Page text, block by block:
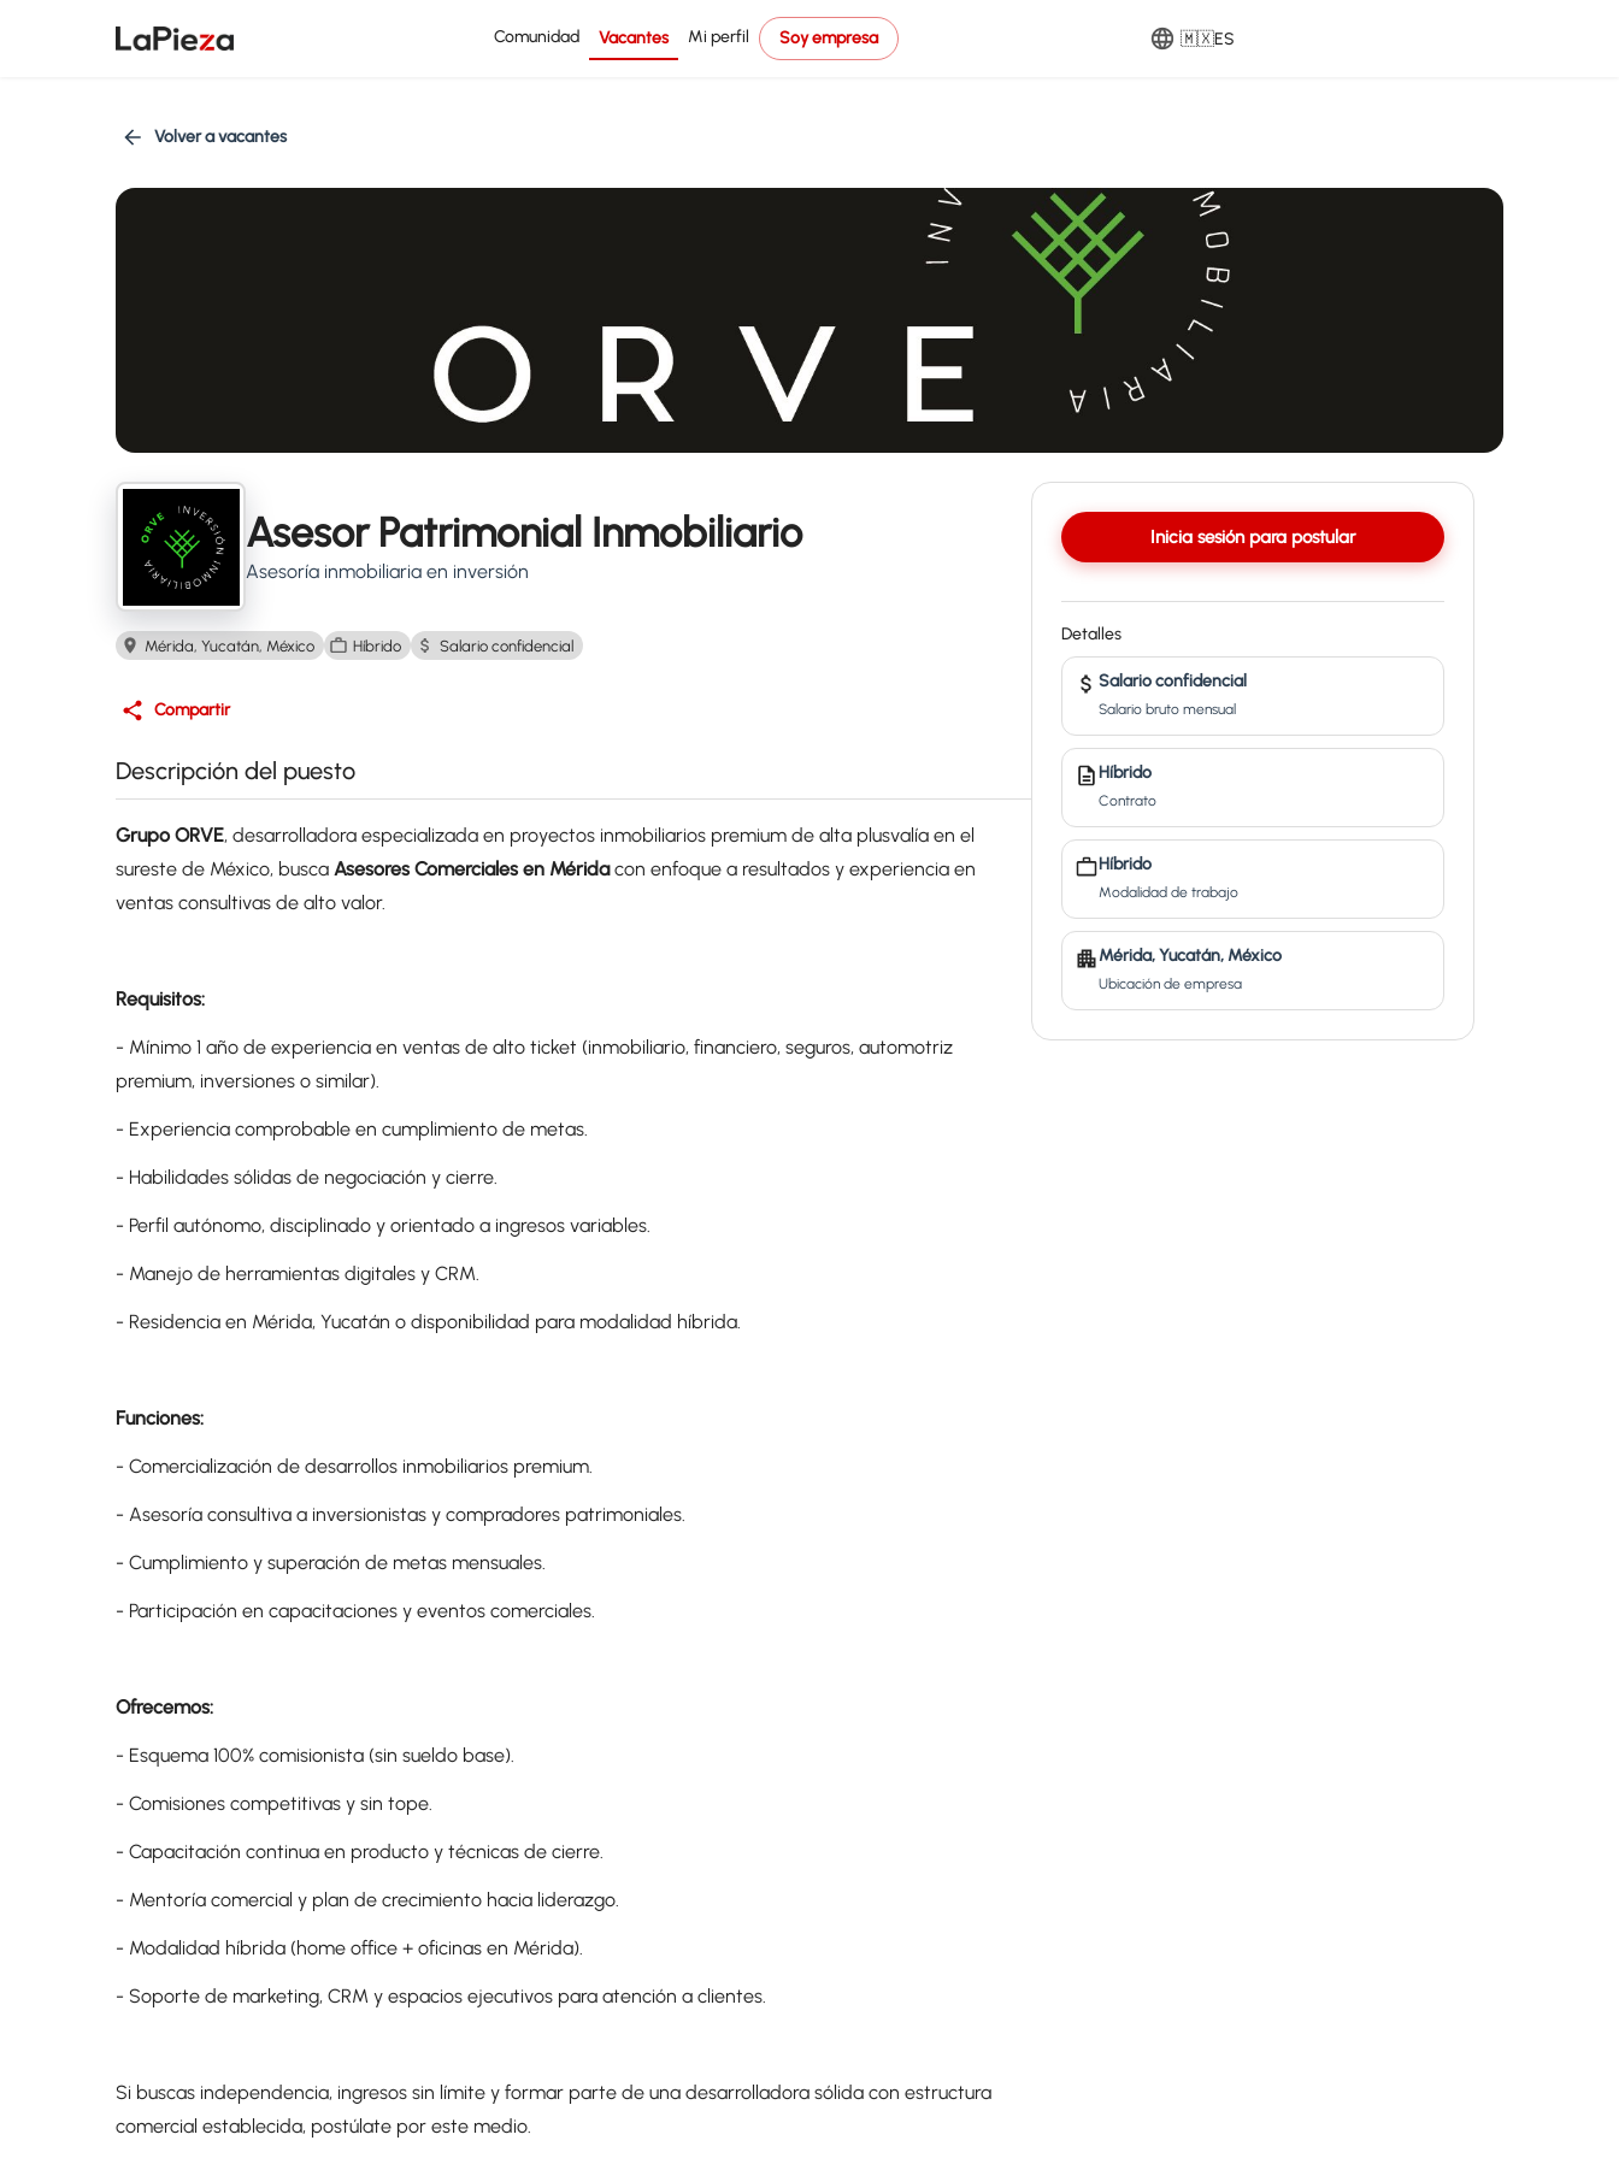
Comunidad Vacantes Mi perfil Soy empresa 🇲🇽ES
Volver a vacantes
Asesor Patrimonial Inmobiliario
Asesoría inmobiliaria en inversión
Mérida, Yucatán, México Híbrido Salario confidencial
Compartir
Descripción del puesto
Grupo ORVE, desarrolladora especializada en proyectos inmobiliarios premium de alta plusvalía en el
sureste de México, busca Asesores Comerciales en Méridacon enfoque a resultados y experiencia en
ventas consultivas de alto valor.
Requisitos:
- Mínimo 1 año de experiencia en ventas de alto ticket (inmobiliario, financiero, seguros, automotriz
premium, inversiones o similar).
- Experiencia comprobable en cumplimiento de metas.
- Habilidades sólidas de negociación y cierre.
- Perfil autónomo, disciplinado y orientado a ingresos variables.
- Manejo de herramientas digitales y CRM.
- Residencia en Mérida, Yucatán o disponibilidad para modalidad híbrida.
Funciones:
- Comercialización de desarrollos inmobiliarios premium.
- Asesoría consultiva a inversionistas y compradores patrimoniales.
- Cumplimiento y superación de metas mensuales.
- Participación en capacitaciones y eventos comerciales.
Ofrecemos:
- Esquema 100% comisionista (sin sueldo base).
- Comisiones competitivas y sin tope.
- Capacitación continua en producto y técnicas de cierre.
- Mentoría comercial y plan de crecimiento hacia liderazgo.
- Modalidad híbrida (home office + oficinas en Mérida).
- Soporte de marketing, CRM y espacios ejecutivos para atención a clientes.
Si buscas independencia, ingresos sin límite y formar parte de una desarrolladora sólida con estructura
comercial establecida, postúlate por este medio.
Inicia sesión para postular
Detalles
Salario confidencial
Salario bruto mensual
Híbrido
Contrato
Híbrido
Modalidad de trabajo
Mérida, Yucatán, México
Ubicación de empresa